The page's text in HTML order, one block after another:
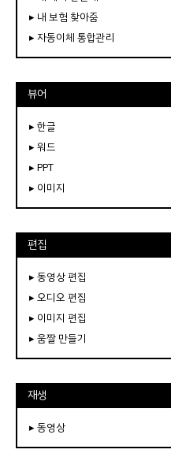
▸ 내 보험 찾아줌
▸ 자동이체 통합관리
뷰어
▸ 한글
▸ 워드
▸ PPT
▸ 이미지
편집
▸ 동영상 편집
▸ 오디오 편집
▸ 이미지 편집
▸ 움짤 만들기
재생
▸ 동영상